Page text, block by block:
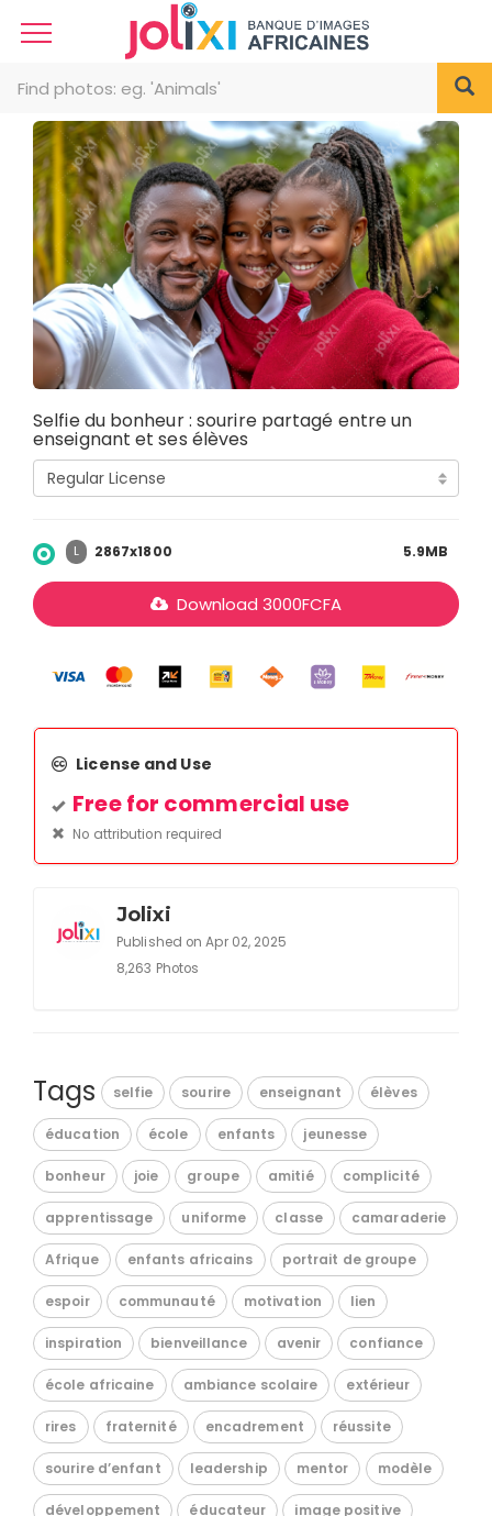
Selfie du bonheur : sourire partagé entre un
enseignant et ses élèves
L 2867x1800 5.9MB
Download 3000FCFA
License and Use
Free for commercial use
No attribution required
Jolixi
Published on Apr 02, 2025
8,263 Photos
Tags selfie sourire enseignant élèves
éducation école enfants jeunesse
bonheur joie groupe amitié complicité
apprentissage uniforme classe camaraderie
Afrique enfants africains portrait de groupe
espoir communauté motivation lien
inspiration bienveillance avenir confiance
école africaine ambiance scolaire extérieur
rires fraternité encadrement réussite
sourire d’enfant leadership mentor modèle
développement éducateur image positive